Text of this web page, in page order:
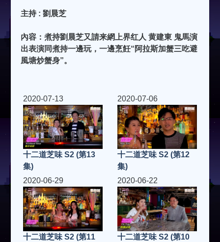
主持 : 劉晨芝
內容：煮持劉晨芝又請来網上界红人 黄建東 鬼馬演
出表演同煮持一邊玩，一邊烹飪“阿拉斯加蟹三吃避
風塘炒蟹身”。
2020-07-13
十二道芝味 S2 (第13
集)
2020-07-06
十二道芝味 S2 (第12
集)
2020-06-29
十二道芝味 S2 (第11
2020-06-22
十二道芝味 S2 (第10